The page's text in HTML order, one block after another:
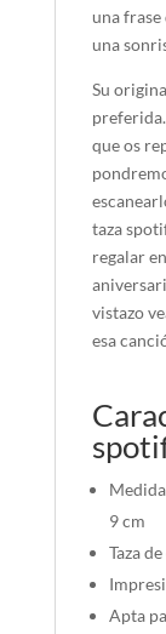
una
una
Su
que os
taza
regalar
vistazo
esa
9 cm
Taza
Apta